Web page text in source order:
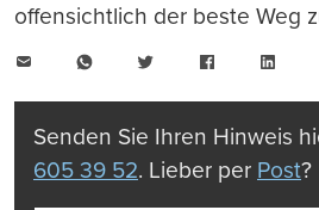
offensichtlich der beste Weg
WhatsAppTwitter Facebook
Senden Sie Ihren Hinweis
605 39 52. Lieber per Post?